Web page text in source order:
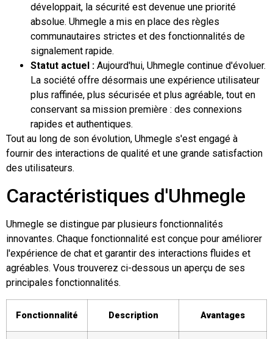
développait, la sécurité est devenue une priorité
absolue. Uhmegle a mis en place des règles
communautaires strictes et des fonctionnalités de
signalement rapide.
Statut actuel : Aujourd'hui, Uhmegle continue d'évoluer.
La société offre désormais une expérience utilisateur
plus raffinée, plus sécurisée et plus agréable, tout en
conservant sa mission première : des connexions
rapides et authentiques.
Tout au long de son évolution, Uhmegle s'est engagé à
fournir des interactions de qualité et une grande satisfaction
des utilisateurs.
Caractéristiques d'Uhmegle
Uhmegle se distingue par plusieurs fonctionnalités
innovantes. Chaque fonctionnalité est conçue pour améliorer
l'expérience de chat et garantir des interactions fluides et
agréables. Vous trouverez ci-dessous un aperçu de ses
principales fonctionnalités.
Fonctionnalité Description Avantages